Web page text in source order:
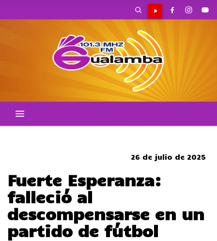
26 de julio de 2025
Fuerte Esperanza:
falleció al
descompensarse en un
partido de fútbol